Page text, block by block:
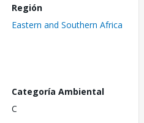
Región
Eastern and Southern Africa
Categoría Ambiental
C